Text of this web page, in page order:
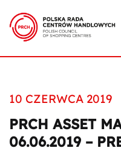
10 CZERWCA 2019
PRCH ASSET
06.06.2019 –